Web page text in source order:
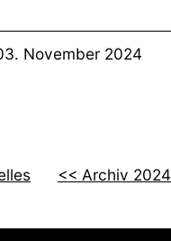
November 2024
<< Archiv 2024